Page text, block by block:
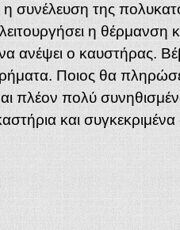
της
η θέρμανση
ανέψει ο καυστήρας.
Ποιος θα
πλέον πολύ
και